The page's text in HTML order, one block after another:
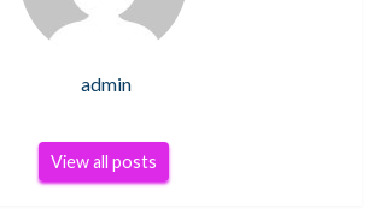
admin
View all posts